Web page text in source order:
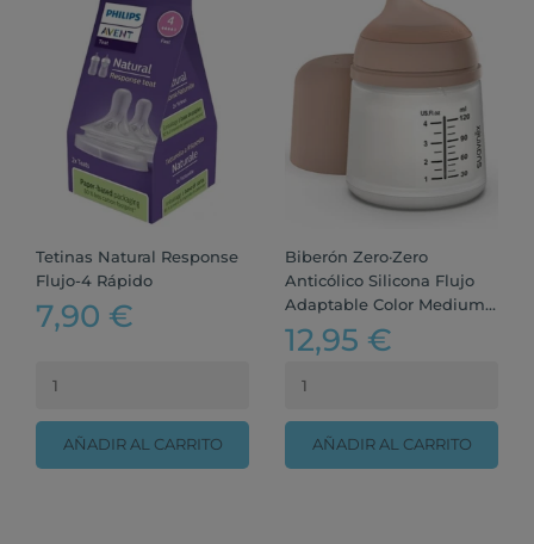
Tetinas Natural Response
Flujo-4 Rápido
7,90 €
AÑADIR AL CARRITO
Biberón Zero·Zero
Anticólico Silicona Flujo
Adaptable Color Medium...
12,95 €
AÑADIR AL CARRITO